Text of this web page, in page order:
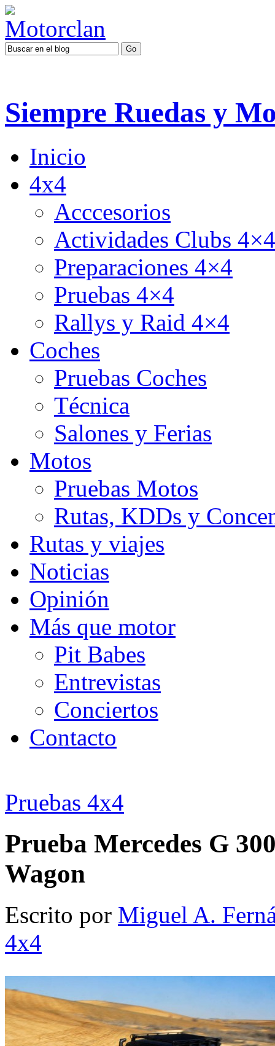
Siempre Ruedas y
Inicio
4x4
Acccesorios
Actividades Clubs 4×4
Preparaciones 4×4
Pruebas 4×4
Rallys y Raid 4×4
Coches
Pruebas Coches
Técnica
Salones y Ferias
Motos
Pruebas Motos
Rutas, KDDs y
Rutas y viajes
Noticias
Opinión
Más que motor
Pit Babes
Entrevistas
Conciertos
Contacto
Pruebas 4x4
Prueba Mercedes G
Wagon
Escrito por Miguel A.
4x4